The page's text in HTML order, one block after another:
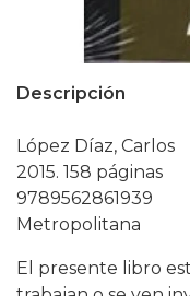
Descripción
López Díaz, Carlos
2015. 158 páginas
9789562861939
Metropolitana
El presente libro